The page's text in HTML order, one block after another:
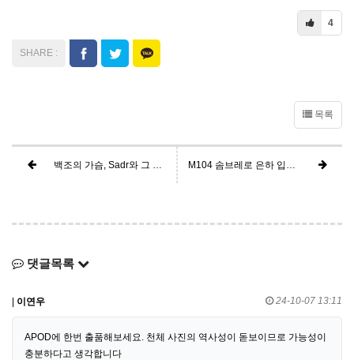
4
목록
백조의 가슴, Sadr와 그 주변 성운들 M104 솜브레로 은하 입니다.
댓글목록
이연우 24-10-07 13:11
APOD에 한번 출품해보세요. 천체 사진의 역사성이 돋보이므로 가능성이
충분하다고 생각합니다